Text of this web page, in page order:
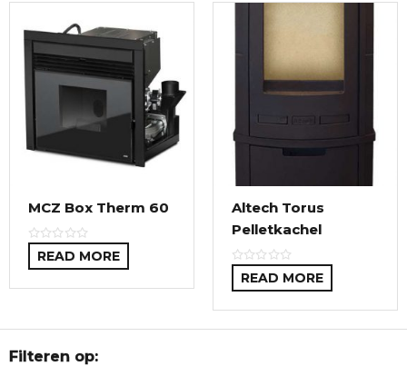
MCZ Box Therm 60
READ MORE
Altech Torus
Pelletkachel
READ MORE
Filteren op: